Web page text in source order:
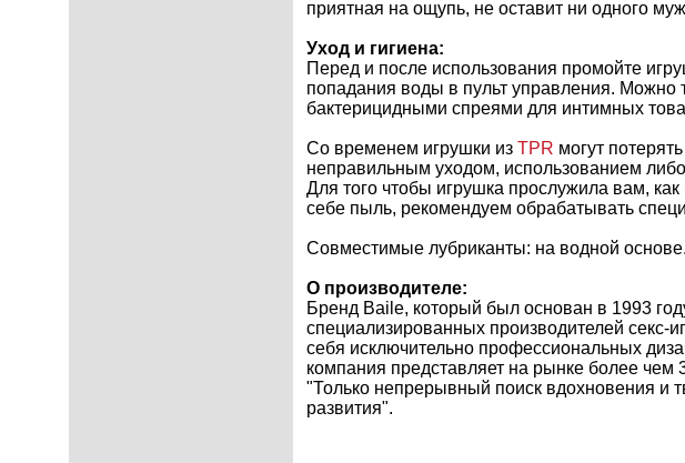
приятная на ощупь, не оставит ни одного
Уход и гигиена:
Перед и после использования промойте
попадания воды в пульт управления. Можно
бактерицидными спреями для интимных
Со временем игрушки из TPR могут
неправильным уходом, использованием
Для того чтобы игрушка прослужила вам,
себе пыль, рекомендуем обрабатывать
Совместимые лубриканты: на водной основе.
О производителе:
Бренд Baile, который был основан в 1993
специализированных производителей секс-
себя исключительно профессиональных
компания представляет на рынке более
"Только непрерывный поиск вдохновения и
развития".